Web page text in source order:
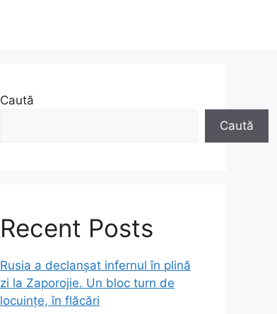
Caută
Caută
Recent Posts
Rusia a declanșat infernul în plină
zi la Zaporojie. Un bloc turn de
locuințe, în flăcări